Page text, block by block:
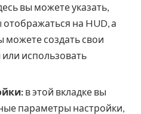
вы можете указать,
на HUD, а
можете создать свои
использовать
в этой вкладке вы
параметры настройки,